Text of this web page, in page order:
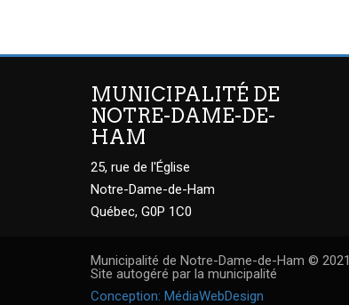
MUNICIPALITÉ DE
NOTRE-DAME-DE-
HAM
25, rue de l'Église
Notre-Dame-de-Ham
Québec, G0P 1C0
Municipalité de Notre-Dame-de-Ham © 2021
Site autogéré par la municipalité
Conception: MédiaWebDesign